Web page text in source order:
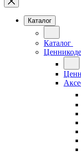
Каталог
Каталог